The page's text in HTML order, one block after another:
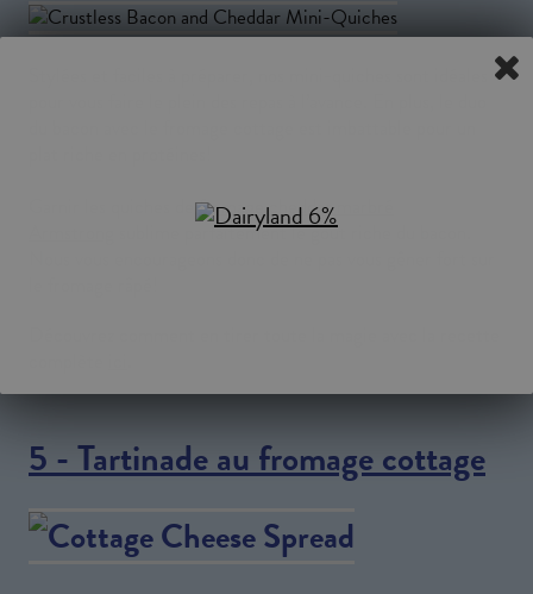
Garnir les quiches defromage cheddar marbré
sublime parfaitement le goût riche du bacon.
5 - Tartinade au fromage cottage